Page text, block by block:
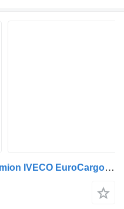
Disc frână 1908578 pentru camion IVECO EuroCargo (03.2008->)